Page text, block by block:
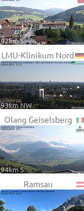
92km S
LMU-Klinikum Nord
93km NW
Olang Geiselsberg
94km S
Ramsau